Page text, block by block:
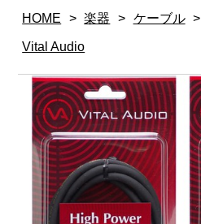
HOME > 楽器 > ケーブル >
Vital Audio